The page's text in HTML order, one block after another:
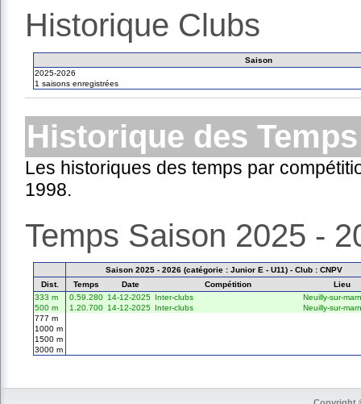
Historique Clubs
Saison
2025-2026
1 saisons enregistrées
Historique des Temps
Les historiques des temps par
1998.
Temps Saison 2025 -
Saison 2025 - 2026 (catégorie : Junior E - U11) - Club : CNPV
Dist.
Temps Date Compétition
Lieu
333 m
0.59.280 14-12-2025 Inter-clubs
Neuilly-sur-
500 m
1.20.700 14-12-2025 Inter-clubs
Neuilly-sur-
777 m
1000 m
1500 m
3000 m